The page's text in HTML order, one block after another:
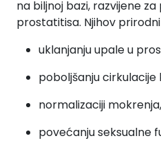
na biljnoj bazi, razvijene
prostatitisa. Njihov
uklanjanju upale u
poboljšanju cirkulacije
normalizaciji mokrenja,
povećanju seksualne